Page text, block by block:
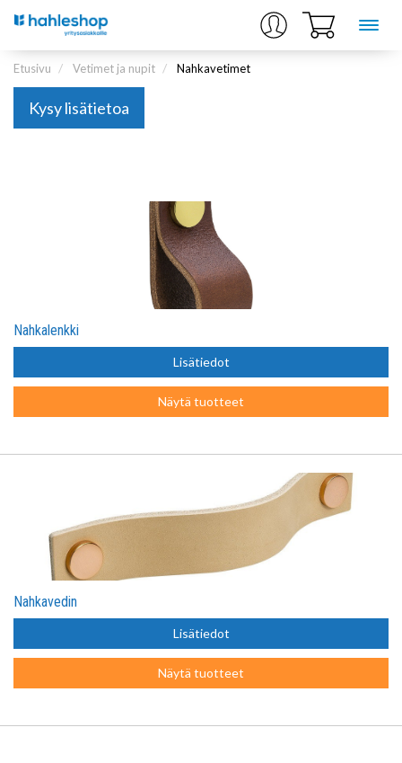
Etusivu Vetimet ja nupit Nahkavetimet
Kysy lisätietoa
Nahkalenkki
Lisätiedot
Näytä tuotteet
Nahkavedin
Lisätiedot
Näytä tuotteet